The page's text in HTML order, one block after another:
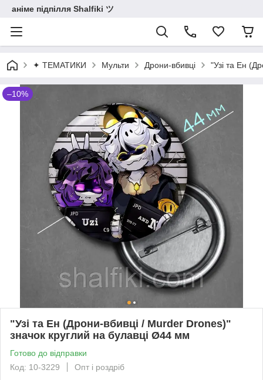
аніме підпілля Shalfiki ツ
✦ ТЕМАТИКИ Мульти Дрони-вбивці "Узі та Ен
–10%
"Узі та Ен (Дрони-вбивці / Murder Drones)"
значок круглий на булавці Ø44 мм
Готово до відправки
Код: 10-3229
Опт і роздріб